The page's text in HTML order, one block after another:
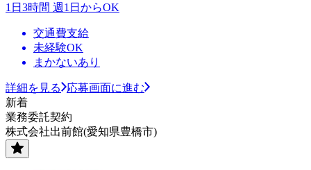
1日3時間 週1日からOK
交通費支給
未経験OK
まかないあり
詳細を見る
応募画面に進む
新着
業務委託契約
株式会社出前館(愛知県豊橋市)